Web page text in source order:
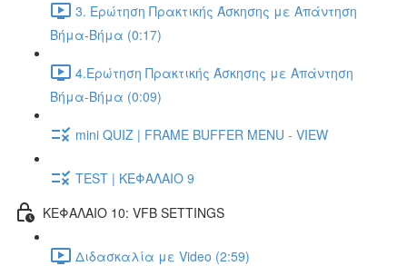
3. Ερώτηση Πρακτικής Άσκησης με Απάντηση
Βήμα-Βήμα (0:17)
4.Ερώτηση Πρακτικής Άσκησης με Απάντηση
Βήμα-Βήμα (0:09)
mini QUIZ | FRAME BUFFER MENU - VIEW
TEST | ΚΕΦΑΛΑΙΟ 9
ΚΕΦΑΛΑΙΟ 10: VFB SETTINGS
Διδασκαλία με Video (2:59)